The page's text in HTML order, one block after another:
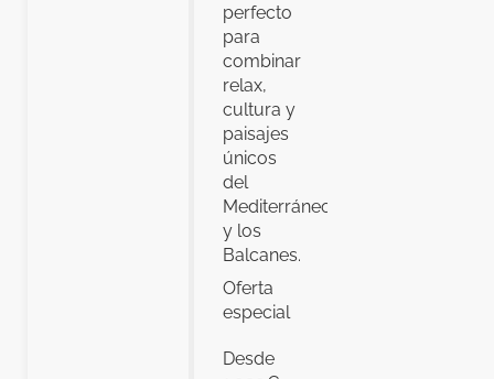
perfecto
para
combinar
relax,
cultura y
paisajes
únicos
del
Mediterráneo
y los
Balcanes.
Oferta
especial
Desde